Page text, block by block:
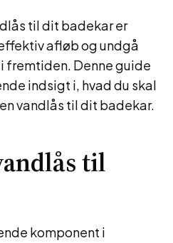
til dit badekar er
afløb og undgå
Denne guide
indsigt i, hvad du skal
vandlås til dit badekar.
til
komponent i